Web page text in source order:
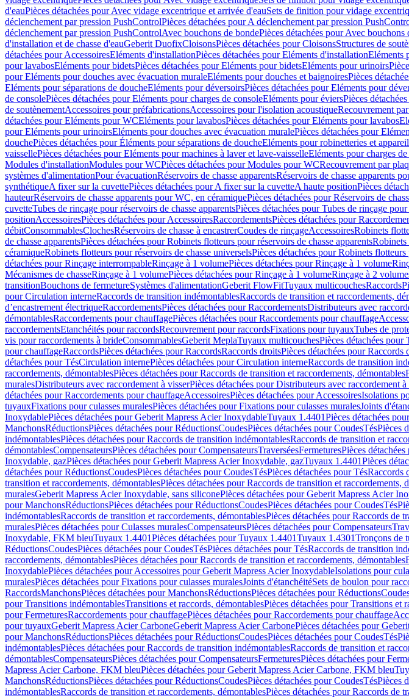
d'eauPièces détachées pour Avec vidage excentrique et arrivée d'eauSets de finition pour vidage
déclenchement par pression PushControlPièces détachées pour A déclenchement par pression
déclenchement par pression PushControlAvec bouchons de bondePièces détachées pour Avec bouchons
d'installation et de chasse d'eauGeberit DuofixCloisonsPièces détachées pour CloisonsStructures de
détachées pour AccessoiresEléments d'installationPièces détachées pour Eléments d'installationEléments
pour lavabosEléments pour bidetsPièces détachées pour Eléments pour bidetsEléments pour urinoirs
pour Eléments pour douches avec évacuation muraleEléments pour douches et baignoiresPièces
Eléments pour séparations de doucheEléments pour déversoirsPièces détachées pour Eléments pour
de consolePièces détachées pour Eléments pour charges de consoleEléments pour éviersPièces
de soutènementAccessoires pour préfabricationsAccessoires pour l'isolation acoustiqueRecouvrement
détachées pour Eléments pour WCEléments pour lavabosPièces détachées pour Eléments pour lavabos
pour Eléments pour urinoirsEléments pour douches avec évacuation muralePièces détachées pour
douchePièces détachées pour Éléments pour séparations de doucheEléments pour robinetteries et
vaissellePièces détachées pour Eléments pour machines à laver et lave-vaisselleEléments pour charges
Modules d'installationModules pour WCPièces détachées pour Modules pour WCRecouvrement par
systèmes d'alimentationPour évacuationRéservoirs de chasse apparentsRéservoirs de chasse apparents
synthétiqueA fixer sur la cuvettePièces détachées pour A fixer sur la cuvetteA haute positionPièces
hauteurRéservoirs de chasse apparents pour WC, en céramiquePièces détachées pour Réservoirs de
cuvetteTubes de rinçage pour réservoirs de chasse apparentsPièces détachées pour Tubes de rinçage
positionAccessoiresPièces détachées pour AccessoiresRaccordementsPièces détachées pour
débitConsommablesClochesRéservoirs de chasse à encastrerCoudes de rinçageAccessoiresRobinets
de chasse apparentsPièces détachées pour Robinets flotteurs pour réservoirs de chasse apparentsRobinets
céramiqueRobinets flotteurs pour réservoirs de chasse universelsPièces détachées pour Robinets
détachées pour Rinçage interrompableRinçage à 1 volumePièces détachées pour Rinçage à 1 volume
Mécanismes de chasseRinçage à 1 volumePièces détachées pour Rinçage à 1 volumeRinçage à 2
transitionBouchons de fermetureSystèmes d'alimentationGeberit FlowFitTuyaux multicouchesRaccords
pour Circulation interneRaccords de transition indémontablesRaccords de transition et raccordements,
d’encastrement électriqueRaccordementsPièces détachées pour RaccordementsDistributeurs avec
démontablesRaccordements pour chauffagePièces détachées pour Raccordements pour chauffage
raccordementsEtanchéités pour raccordsRecouvrement pour raccordsFixations pour tuyauxTubes de
vis pour raccordements à brideConsommablesGeberit MeplaTuyaux multicouchesPièces détachées
pour chauffageRaccordsPièces détachées pour RaccordsRaccords droitsPièces détachées pour Raccords
détachées pour TésCirculation internePièces détachées pour Circulation interneRaccords de transition
raccordements, démontablesPièces détachées pour Raccords de transition et raccordements, démontables
muralesDistributeurs avec raccordement à visserPièces détachées pour Distributeurs avec raccordement à
détachées pour Raccordements pour chauffageAccessoiresPièces détachées pour AccessoiresIsolations
tuyauxFixations pour culasses muralesPièces détachées pour Fixations pour culasses muralesJoints
InoxydablePièces détachées pour Geberit Mapress Acier InoxydableTuyaux 1.4401Pièces détachées
ManchonsRéductionsPièces détachées pour RéductionsCoudesPièces détachées pour CoudesTésPièces
indémontablesPièces détachées pour Raccords de transition indémontablesRaccords de transition et
démontablesCompensateursPièces détachées pour CompensateursTraverséesFermeturesPièces
Inoxydable, gazPièces détachées pour Geberit Mapress Acier Inoxydable, gazTuyaux 1.4401Pièces
détachées pour RéductionsCoudesPièces détachées pour CoudesTésPièces détachées pour TésRaccords
transition et raccordements, démontablesPièces détachées pour Raccords de transition et raccordements,
muralesGeberit Mapress Acier Inoxydable, sans siliconePièces détachées pour Geberit Mapress Acier
pour ManchonsRéductionsPièces détachées pour RéductionsCoudesPièces détachées pour CoudesTés
indémontablesRaccords de transition et raccordements, démontablesPièces détachées pour Raccords de
muralesPièces détachées pour Culasses muralesCompensateursPièces détachées pour Compensateurs
Inoxydable, FKM bleuTuyaux 1.4401Pièces détachées pour Tuyaux 1.4401Tuyaux 1.4301Tronçons de
RéductionsCoudesPièces détachées pour CoudesTésPièces détachées pour TésRaccords de transition
raccordements, démontablesPièces détachées pour Raccords de transition et raccordements, démontables
InoxydablePièces détachées pour Accessoires pour Geberit Mapress Acier InoxydableIsolations pour
muralesPièces détachées pour Fixations pour culasses muralesJoints d'étanchéitéSets de boulon pour
RaccordsManchonsPièces détachées pour ManchonsRéductionsPièces détachées pour Réductions
pour Transitions indémontablesTransitions et raccords, démontablesPièces détachées pour Transitions et
pour FermeturesRaccordements pour chauffagePièces détachées pour Raccordements pour chauffage
pour tuyauxGeberit Mapress Acier CarboneGeberit Mapress Acier CarbonePièces détachées pour
pour ManchonsRéductionsPièces détachées pour RéductionsCoudesPièces détachées pour CoudesTés
indémontablesPièces détachées pour Raccords de transition indémontablesRaccords de transition et
démontablesCompensateursPièces détachées pour CompensateursFermeturesPièces détachées pour
Mapress Acier Carbone, FKM bleuPièces détachées pour Geberit Mapress Acier Carbone, FKM bleu
ManchonsRéductionsPièces détachées pour RéductionsCoudesPièces détachées pour CoudesTésPièces
indémontablesRaccords de transition et raccordements, démontablesPièces détachées pour Raccords de